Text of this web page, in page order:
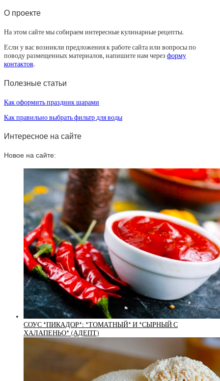
О проекте
На этом сайте мы собираем интересные кулинарные рецепты.
Если у вас возникли предложения к работе сайта или вопросы по
поводу размещенных материалов, напишите нам через форму
контактов.
Полезные статьи
Как оформить праздник шарами
Как правильно выбрать фильтр для воды
Интересное на сайте
Новое на сайте:
СОУС *ПИКАДОР*: *ТОМАТНЫЙ* И *СЫРНЫЙ С
ХАЛАПЕНЬО* (АДЕПТ)